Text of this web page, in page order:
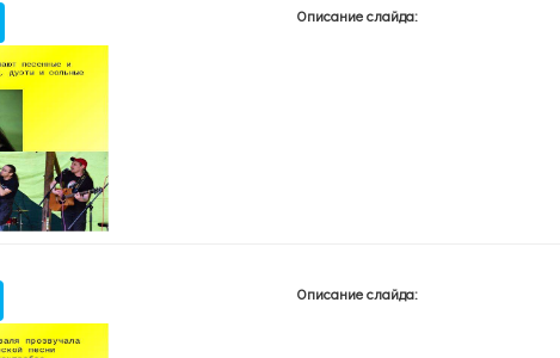
Описание слайда:
Описание слайда: